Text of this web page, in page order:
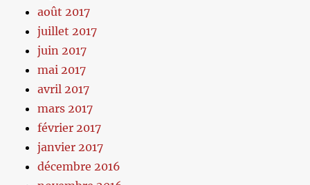
août 2017
juillet 2017
juin 2017
mai 2017
avril 2017
mars 2017
février 2017
janvier 2017
décembre 2016